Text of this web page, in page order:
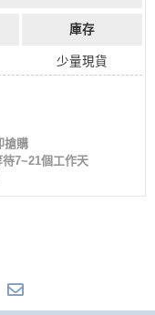
庫存
少量現貨
搶購
7~21個工作天